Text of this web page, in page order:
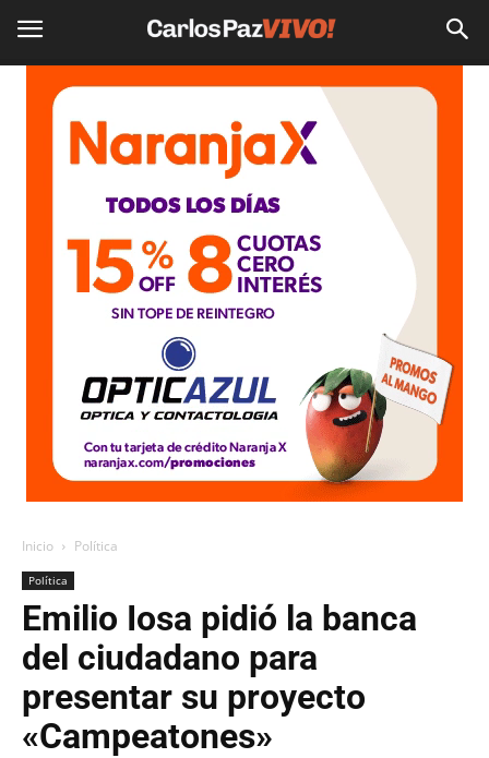
Inicio Política
Política
Emilio Iosa pidió la banca
del ciudadano para
presentar su proyecto
«Campeatones»